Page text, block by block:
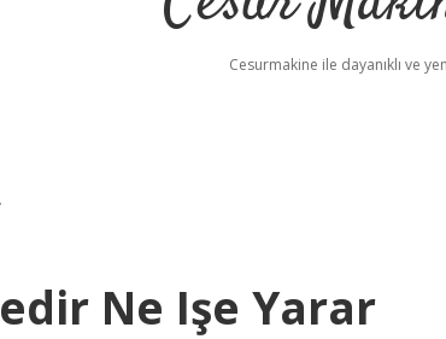
Cesurmakine ile dayanıklı ve
Ne Işe Yarar